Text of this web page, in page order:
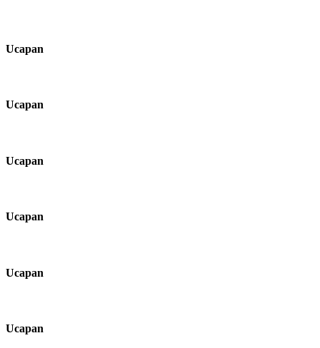
Ucapan
Ucapan
Ucapan
Ucapan
Ucapan
Ucapan